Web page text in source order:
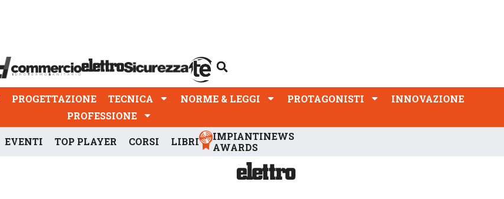
PROGETTAZIONE TECNICA NORME & LEGGI PROTAGONISTI
INNOVAZIONE
PROFESSIONE
EVENTI TOP PLAYER CORSI LIBRI
IMPIANTINEWS
AWARDS